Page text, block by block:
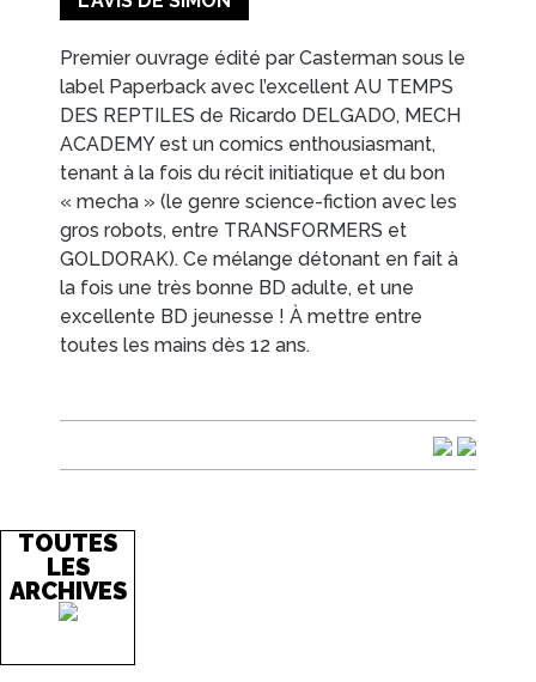
Premier ouvrage édité par Casterman sous le
label Paperback avec l’excellent AU TEMPS
DES REPTILES de Ricardo DELGADO, MECH
ACADEMY est un comics enthousiasmant,
tenant à la fois du récit initiatique et du bon
« mecha » (le genre science-fiction avec les
gros robots, entre TRANSFORMERS et
GOLDORAK). Ce mélange détonant en fait à
la fois une très bonne BD adulte, et une
excellente BD jeunesse ! À mettre entre
toutes les mains dès 12 ans.
TOUTES
LES
ARCHIVES